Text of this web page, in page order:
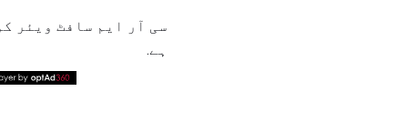
سی آر ایم سافٹ ویئر
ہے.